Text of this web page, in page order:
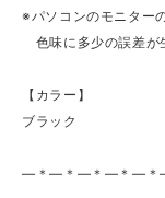
※パソコンのモニター
色味に多少の誤差が
【カラー】
ブラック
—＊—＊—＊—＊—